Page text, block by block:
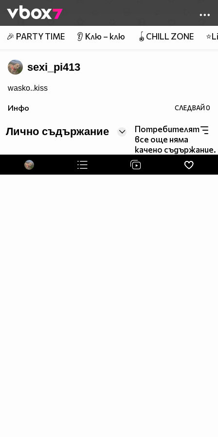
👾
🎉 PARTY TIME 👂 Клю – клю 🪀CHILL ZONE
sexi_pi413
wasko..kiss
Инфо СЛЕДВАЙ0
Лично съдържание
Потребителят
все още няма
качено съдържание.